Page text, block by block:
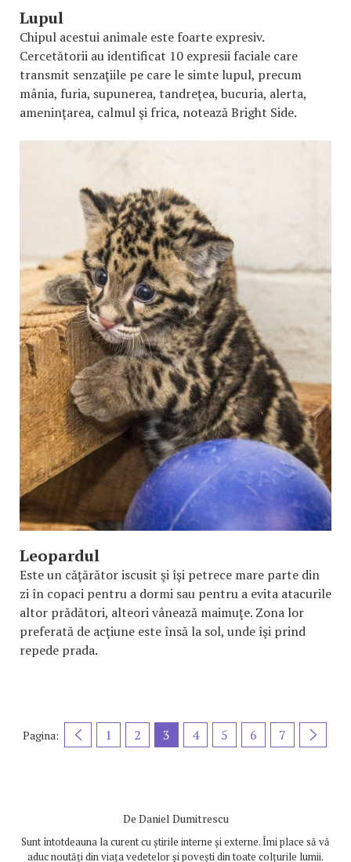
Lupul
Chipul acestui animale este foarte expresiv.
Cercetătorii au identificat 10 expresii faciale care
transmit senzaţiile pe care le simte lupul, precum
mânia, furia, supunerea, tandreţea, bucuria, alerta,
ameninţarea, calmul şi frica, notează Bright Side.
Leopardul
Este un căţărător iscusit şi îşi petrece mare parte din
zi în copaci pentru a dormi sau pentru a evita atacurile
altor prădători, alteori vânează maimuţe. Zona lor
preferată de acţiune este însă la sol, unde îşi prind
repede prada.
Pagina: 1 2 3 4 5 6 7
De Daniel Dumitrescu
Sunt întotdeauna la curent cu știrile interne și externe. Îmi place să vă
aduc noutăți din viața vedetelor și povești din toate colțurile lumii.